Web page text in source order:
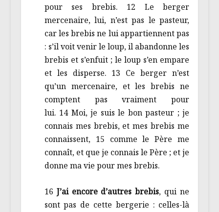
pour ses brebis. 12 Le berger
mercenaire, lui, n’est pas le pasteur,
car les brebis ne lui appartiennent pas
: s’il voit venir le loup, il abandonne les
brebis et s’enfuit ; le loup s’en empare
et les disperse. 13 Ce berger n’est
qu’un mercenaire, et les brebis ne
comptent pas vraiment pour
lui. 14 Moi, je suis le bon pasteur ; je
connais mes brebis, et mes brebis me
connaissent, 15 comme le Père me
connaît, et que je connais le Père ; et je
donne ma vie pour mes brebis.
16 J’ai encore d’autres brebis, qui ne
sont pas de cette bergerie : celles-là